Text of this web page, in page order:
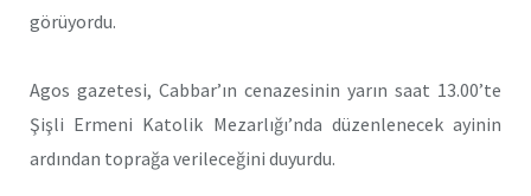
görüyordu.
Agos gazetesi, Cabbar’ın cenazesinin yarın saat 13.00’te
Şişli Ermeni Katolik Mezarlığı’nda düzenlenecek ayinin
ardından toprağa verileceğini duyurdu.